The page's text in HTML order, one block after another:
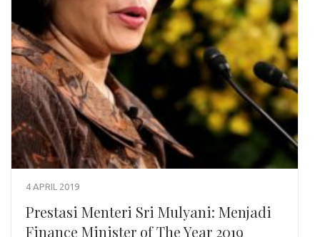
4 APRIL 2019
Prestasi Menteri Sri Mulyani: Menjadi
Finance Minister of The Year 2019